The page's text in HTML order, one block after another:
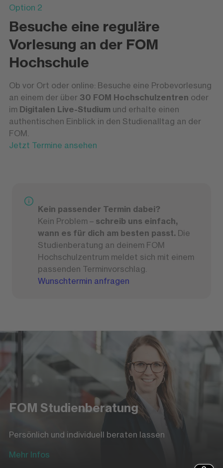
Option 2
Besuche eine reguläre
Vorlesung an der FOM
Hochschule
Ob vor Ort oder online: Besuche eine Probevorlesung
an einem der über 30 FOM Hochschulzentren oder
im Digitalen Live-Studiumund erhalte einen
authentischen Einblick in den Studienalltag an der
FOM.
Jetzt Termine ansehen
Kein passender Termin dabei?
Kein Problem – schreib uns einfach,
wann es für dich am besten passt. Die
Studienberatung an deinem FOM
Hochschulzentrum meldet sich mit einem
passenden Terminvorschlag.
Wunschtermin anfragen
FOM Studienberatung
Persönlich und individuell beraten lassen
Mehr Infos